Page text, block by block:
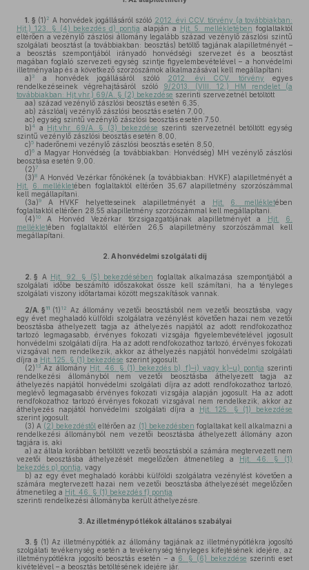
1. § (1) 2 A honvédek jogállásáról szóló 2012. évi CCV. törvény (a továbbiakban:
Hjt.) 123. § (4) bekezdés d) pontja alapján a Hjt. 5. mellékletében foglaltaktól
eltérően a vezénylő zászlósi állomány legalább század vezénylő zászlósi szintű
szolgálati beosztást (a továbbiakban: beosztás) betöltő tagjának alapilletményét –
a beosztás szempontjából irányadó honvédségi szervezet és a beosztást
magában foglaló szervezeti egység szintje figyelembevételével – a honvédelmi
illetményalap és a következő szorzószámok alkalmazásával kell megállapítani:
a) 3 a honvédek jogállásáról szóló 2012. évi CCV. törvény
egyes
rendelkezéseinek végrehajtásáról szóló 9/2013. (VIII. 12.) HM rendelet (a
továbbiakban: Hjt.vhr.) 69/A. § (2) bekezdése szerinti szervezetnél betöltött
aa) század vezénylő zászlósi beosztás esetén 6,35,
ab) zászlóalj vezénylő zászlósi beosztás esetén 7,00,
ac) egység szintű vezénylő zászlósi beosztás esetén 7,50.
b)4 a Hjt.vhr. 69/A. § (3) bekezdése szerinti szervezetnél betöltött egység
szintű vezénylő zászlósi beosztás esetén 8,00,
c)5 haderőnemi vezénylő zászlósi beosztás esetén 8,50,
d)6 a Magyar Honvédség (a továbbiakban: Honvédség) MH vezénylő zászlósi
beosztása esetén 9,00.
(2)7
(3)8 A Honvéd Vezérkar főnökének (a továbbiakban: HVKF) alapilletményét a
Hjt.
6. mellékletében foglaltaktól eltérően 35,67 alapilletmény szorzószámmal
kell megállapítani.
(3a)9 A HVKF helyetteseinek alapilletményét a Hjt. 6. mellékletében
foglaltaktól eltérően 28,55 alapilletmény szorzószámmal kell megállapítani.
(4) 10 A Honvéd Vezérkar törzsigazgatójának alapilletményét a Hjt.
6.
mellékletében foglaltaktól eltérően 26,5 alapilletmény szorzószámmal kell
megállapítani.
2. A honvédelmi szolgálati díj
2. § A Hjt. 92. § (5) bekezdésében foglaltak alkalmazása szempontjából a
szolgálati időbe beszámító időszakokat össze kell számítani, ha a tényleges
szolgálati viszony időtartamai között megszakítások vannak.
2/A. § 11 (1) 12
Az állomány vezetői beosztásból nem vezetői beosztásba, vagy
egy évet meghaladó külföldi szolgálatra vezénylést követően hazai nem vezetői
beosztásba áthelyezett tagja az áthelyezés napjától az adott rendfokozathoz
tartozó legmagasabb, érvényes fokozati vizsgája figyelembevételével jogosult
honvédelmi szolgálati díjra. Ha az adott rendfokozathoz tartozó, érvényes fokozati
vizsgával nem rendelkezik, akkor az áthelyezés napjától honvédelmi szolgálati
díjra a Hjt. 125. § (1) bekezdése szerint jogosult.
(2) 13 Az állomány Hjt. 46. § (1) bekezdés b), f)–i) vagy k)–u) pontja szerinti
rendelkezési állományból nem vezetői beosztásba áthelyezett tagja az
áthelyezés napjától honvédelmi szolgálati díjra az adott rendfokozathoz tartozó,
meglévő legmagasabb érvényes fokozati vizsgája alapján jogosult. Ha az adott
rendfokozathoz tartozó érvényes fokozati vizsgával nem rendelkezik, akkor az
áthelyezés napjától honvédelmi szolgálati díjra a
Hjt. 125. § (1) bekezdése
szerint jogosult.
(3) A (2) bekezdéstől eltérően az (1) bekezdésben foglaltakat kell alkalmazni a
rendelkezési állományból nem vezetői beosztásba áthelyezett állomány azon
tagjára is, aki
a) az általa korábban betöltött vezetői beosztásból a számára megtervezett nem
vezetői beosztásba áthelyezését megelőzően átmenetileg a Hjt. 46. § (1)
bekezdés p) pontja , vagy
b) az egy évet meghaladó korábbi külföldi szolgálatra vezénylést követően a
számára megtervezett hazai nem vezetői beosztásba áthelyezését megelőzően
átmenetileg a Hjt. 46. § (1) bekezdés f) pontja
szerinti rendelkezési állományba került áthelyezésre.
3. Az illetménypótlékok általános szabályai
3. § (1) Az illetménypótlék az állomány tagjának az illetménypótlékra jogosító
szolgálati tevékenység esetén a tevékenység tényleges kifejtésének idejére, az
illetménypótlékra jogosító beosztás esetén – a 6. § (6) bekezdése szerinti eset
kivételével – a beosztás betöltésének idejére jár.